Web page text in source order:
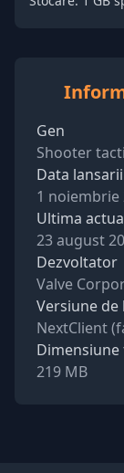
Gen
Shooter
Data lansarii
1 noiembrie
Ultima
23 august
Dezvoltator
Valve
Versiune de
NextClient
219 MB